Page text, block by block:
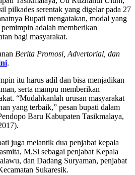
pilkades serentak yang digelar pada 27
Bupati mengatakan, modal yang
adalah memberikan
bagi masyarakat.
Berita Promosi, Advertorial, dan
.
itu harus adil dan bisa menjadikan
serta mampu memberikan
“Mudahkanlah urusan masyarakat
yang terbaik,” pesan bupati dalam
Baru Kabupaten Tasikmalaya,
juga melantik dua penjabat kepala
M.Si sebagai penjabat Kepala
dan Dadang Suryaman, penjabat
Sukaresik.